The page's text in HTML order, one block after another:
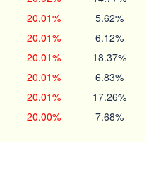
20.01% 5.62%
20.01% 6.12%
20.01% 18.37%
20.01% 6.83%
20.01% 17.26%
20.00% 7.68%